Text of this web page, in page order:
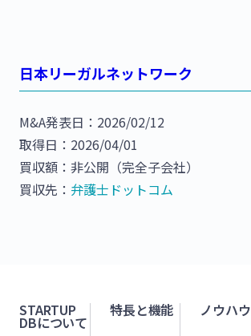
日本リーガルネットワーク
M&A発表日：2026/02/12
取得日：2026/04/01
買収額：非公開（完全子会社）
買収先： 弁護士ドットコム
STARTUP
DBについて
特長と機能 ノウハウ